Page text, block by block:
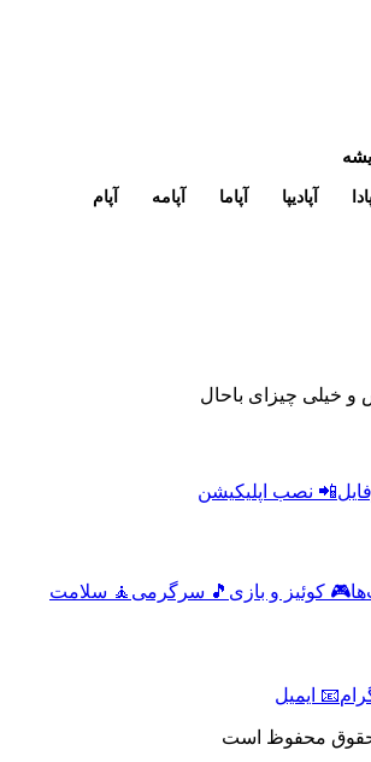
آپادیپا آپاما آپامه آپام
خیلی چیزای باحال
📲 نصب اپلیکیشن
🎮 کوئیز و بازی 🎵 سرگرمی 🧘 سلامت
📧 ایمیل